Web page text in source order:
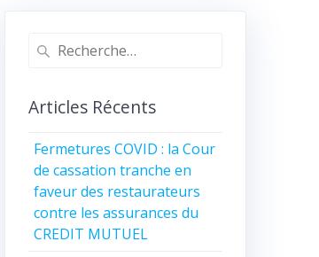
Articles Récents
Fermetures COVID : la Cour
de cassation tranche en
faveur des restaurateurs
contre les assurances du
CREDIT MUTUEL